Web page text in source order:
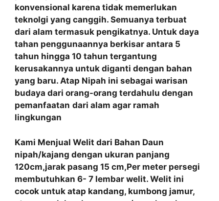
konvensional karena tidak memerlukan
teknolgi yang canggih. Semuanya terbuat
dari alam termasuk pengikatnya. Untuk daya
tahan penggunaannya berkisar antara 5
tahun hingga 10 tahun tergantung
kerusakannya untuk diganti dengan bahan
yang baru. Atap Nipah ini sebagai warisan
budaya dari orang-orang terdahulu dengan
pemanfaatan dari alam agar ramah
lingkungan
Kami Menjual Welit dari Bahan Daun
nipah/kajang dengan ukuran panjang
120cm,jarak pasang 15 cm,Per meter persegi
membutuhkan 6- 7 lembar welit. Welit ini
cocok untuk atap kandang, kumbong jamur,